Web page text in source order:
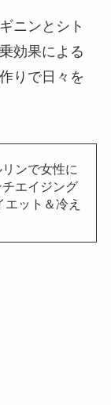
ニンとシト
効果による
りで日々を
ンで女性に
エイジング
ット＆冷え